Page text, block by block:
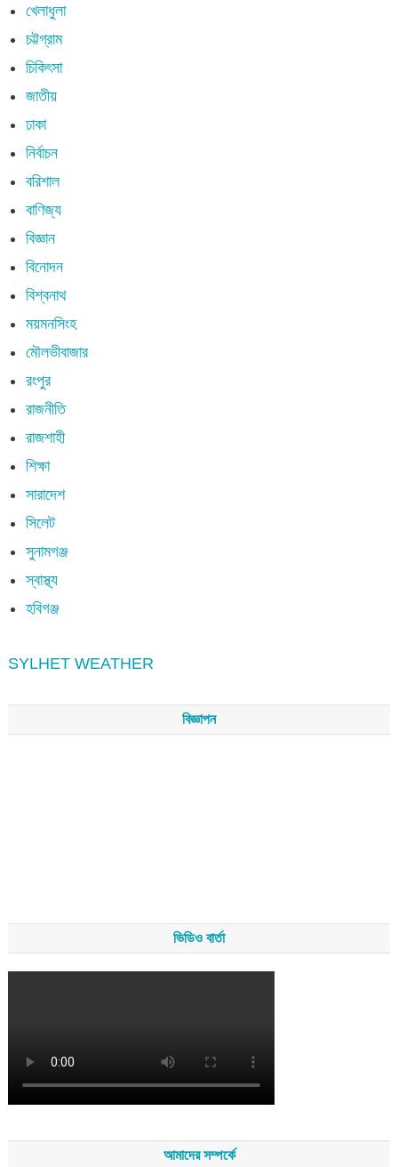
খেলাধুলা
চট্টগ্রাম
চিকিৎসা
জাতীয়
ঢাকা
নির্বাচন
বরিশাল
বাণিজ্য
বিজ্ঞান
বিনোদন
বিশ্বনাথ
ময়মনসিংহ
মৌলভীবাজার
রংপুর
রাজনীতি
রাজশাহী
শিক্ষা
সারাদেশ
সিলেট
সুনামগঞ্জ
স্বাস্থ্য
হবিগঞ্জ
SYLHET WEATHER
বিজ্ঞাপন
ভিডিও বার্তা
আমাদের সম্পর্কে